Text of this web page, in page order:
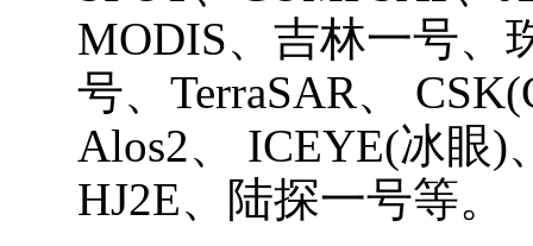
MODIS、吉林一号、
号、TerraSAR、
Alos2、 ICEYE(冰眼)
HJ2E、 陆探一号等。